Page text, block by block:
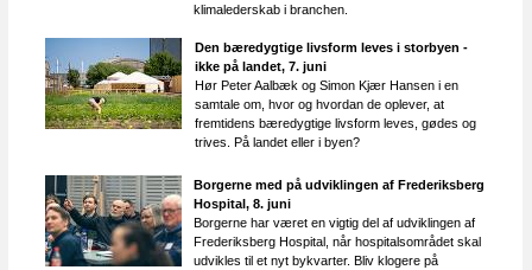
klimalederskab i branchen.
Den bæredygtige livsform leves i storbyen -
ikke på landet, 7. juni
Hør Peter Aalbæk og Simon Kjær Hansen i en
samtale om, hvor og hvordan de oplever, at
fremtidens bæredygtige livsform leves, gødes og
trives. På landet eller i byen?
Borgerne med på udviklingen af Frederiksberg
Hospital, 8. juni
Borgerne har været en vigtig del af udviklingen af
Frederiksberg Hospital, når hospitalsområdet skal
udvikles til et nyt bykvarter. Bliv klogere på